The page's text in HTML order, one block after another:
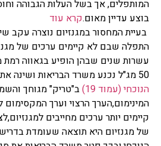
המותפלים, אך בשל העלות הגבוהה
בוצע עדיין מאום.קרא עוד
בעיית המחסור במגנזיום נוצרה עקב
התפלה שבם לא קיימים ערכים של
עשרות שנים שבהן הופיע בגאווה רמת
50 מג"ל נכנע משרד הבריאות ושינה את
הנוכחי (עמוד 19)
ב"טריק" מגוחך
המינימום,הערך הרצוי וערך המקסימום
קיימים יותר ערכים מחייבים
של מגנזיום היא תוצאה שעומדת